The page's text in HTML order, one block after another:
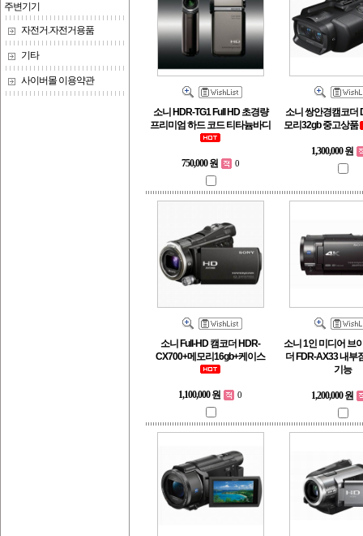
주변기기
자전거.자전거용품
기타
사이버몰 이용약관
소니 HDR-TG1 Full HD 초경량
프리미엄 하드 코드 티타늄바디
750,000 원 0
소니 쌍안경캠코더
모리32gb 중고상품
1,300,000 원
소니 Full-HD 캠코더 HDR-
CX700+메모리16gb+케이스
1,100,000 원 0
소니 1인 미디어 브
더 FDR-AX33 내부
기능
1,200,000 원